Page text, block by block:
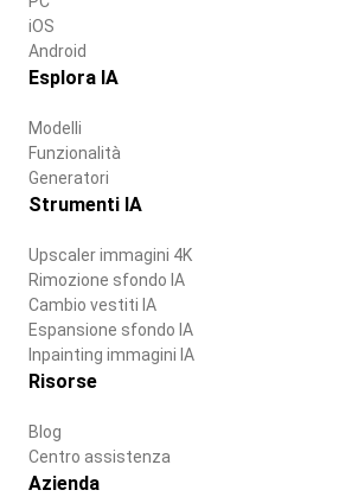
iOS
Android
Esplora IA
Modelli
Funzionalità
Generatori
Strumenti IA
Upscaler immagini 4K
Rimozione sfondo IA
Cambio vestiti IA
Espansione sfondo IA
Inpainting immagini IA
Risorse
Blog
Centro assistenza
Azienda